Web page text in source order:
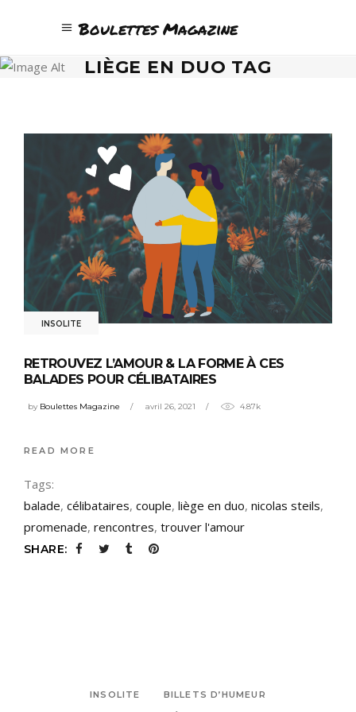
Boulettes Magazine
LIÈGE EN DUO TAG
INSOLITE
RETROUVEZ L’AMOUR & LA FORME À CES
BALADES POUR CÉLIBATAIRES
by Boulettes Magazine avril 26, 2021 4.87k
READ MORE
Tags:
balade, célibataires, couple, liège en duo, nicolas steils,
promenade, rencontres, trouver l'amour
SHARE:
INSOLITE
BILLETS D’HUMEUR